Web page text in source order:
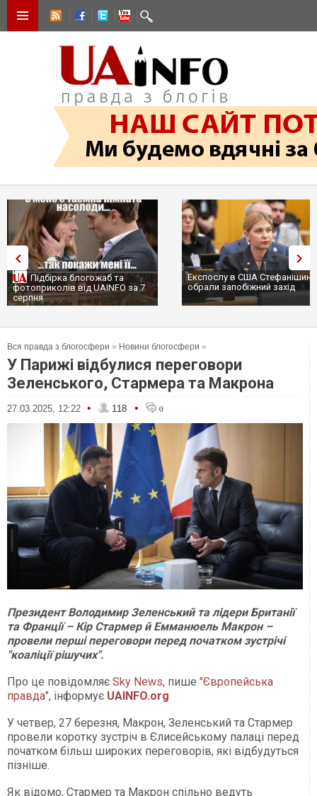
Підбірка блогожаб та
фотоприколів від UAINFO за 7
серпня
Експослу в США
обрали запобіжний захід
Вся правда з блогосфери » Новини блогосфери »
У Парижі відбулися переговори
Зеленського, Стармера та Макрона
27.03.2025, 12:22 • 118 • 0
Президент Володимир Зеленський та лідери Британії
та Франції – Кір Стармер й Емманюель Макрон –
провели перші переговори перед початком зустрічі
"коаліції рішучих".
Про це повідомляє Sky News, пише "Європейська
правда", інформує UAINFO.org
У четвер, 27 березня, Макрон, Зеленський та Стармер
провели коротку зустріч в Єлисейському палаці перед
початком більш широких переговорів, які відбудуться
пізніше.
Як відомо, Стармер та Макрон спільно ведуть